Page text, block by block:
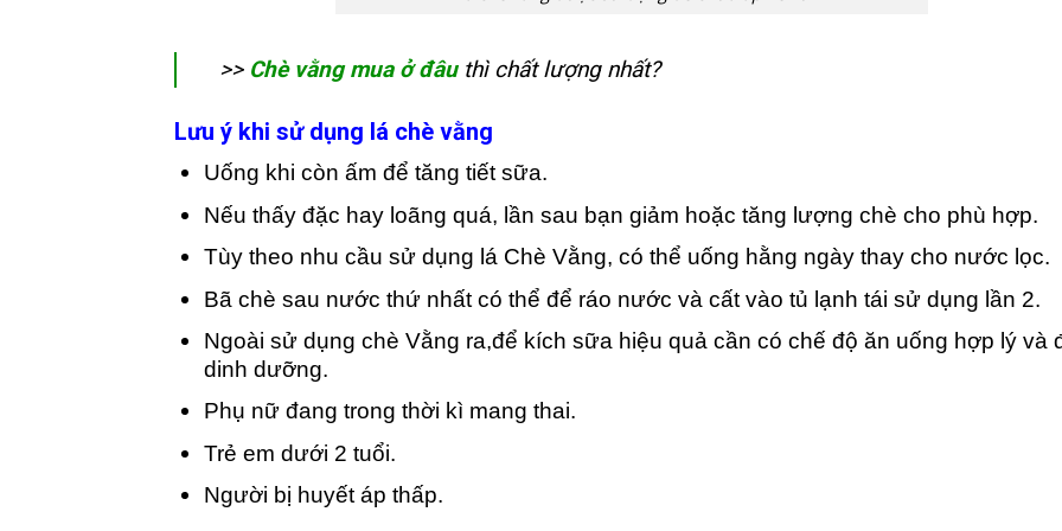
>> Chè vằng mua ở đâuthì chất lượng nhất?
Lưu ý khi sử dụng lá chè vằng
Uống khi còn ấm để tăng tiết sữa.
Nếu thấy đặc hay loãng quá, lần sau bạn giảm hoặc tăng lượng chè cho phù hợp.
Tùy theo nhu cầu sử dụng lá Chè Vằng, có thể uống hằng ngày thay cho nước lọc.
Bã chè sau nước thứ nhất có thể để ráo nước và cất vào tủ lạnh tái sử dụng lần 2.
Ngoài sử dụng chè Vằng ra,để kích sữa hiệu quả cần có chế độ ăn uống hợp lý và
dinh dưỡng.
Phụ nữ đang trong thời kì mang thai.
Trẻ em dưới 2 tuổi.
Người bị huyết áp thấp.